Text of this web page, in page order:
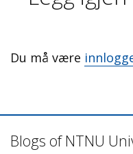
Du må være
Blogs of NTNU